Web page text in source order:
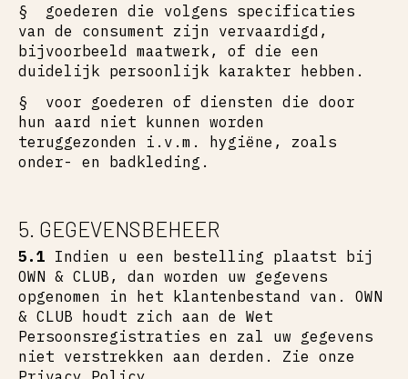
§ goederen die volgens specificaties
van de consument zijn vervaardigd,
bijvoorbeeld maatwerk, of die een
duidelijk persoonlijk karakter hebben.
§ voor goederen of diensten die door
hun aard niet kunnen worden
teruggezonden i.v.m. hygiëne, zoals
onder- en badkleding.
5. GEGEVENSBEHEER
5.1 Indien u een bestelling plaatst bij
OWN & CLUB, dan worden uw gegevens
opgenomen in het klantenbestand van. OWN
& CLUB houdt zich aan de Wet
Persoonsregistraties en zal uw gegevens
niet verstrekken aan derden. Zie onze